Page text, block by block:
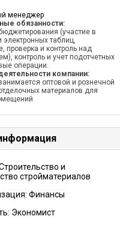
менеджер
обязанности:
(участие в
электронных таблиц,
проверка и контроль над
контроль и учет подотчетных
операции.
компании:
оптовой и рознечной
материалов для
и
стройматериалов
Финансы
Экономист